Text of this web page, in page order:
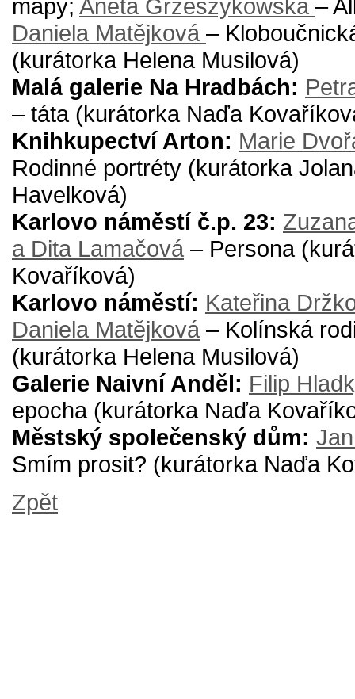
mapy; Aneta Grzeszykowska –
Daniela Matějková –
(kurátorka Helena Musilová)
Malá galerie Na Hradbách:
– táta (kurátorka Naďa
Knihkupectví Arton: Marie
Rodinné portréty (kurátorka
Havelková)
Karlovo náměstí č.p. 23:
a Dita Lamačová – Persona
Kovaříková)
Karlovo náměstí: Kateřina
Daniela Matějková – Kolínská
(kurátorka Helena Musilová)
Galerie Naivní Anděl: Filip
epocha (kurátorka Naďa
Městský společenský dům:
Smím prosit? (kurátorka Naďa
Zpět